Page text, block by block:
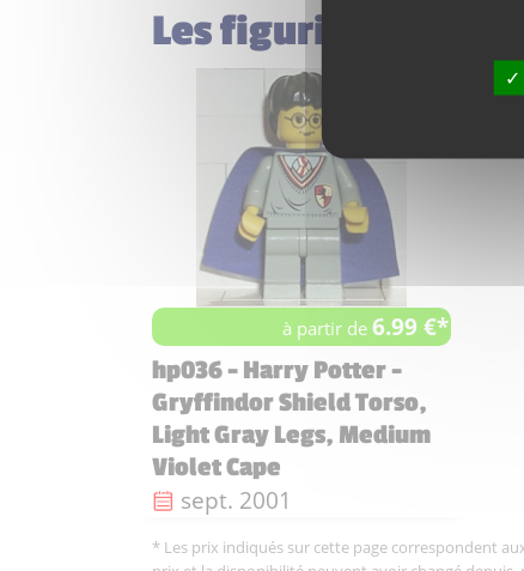
Les figurines
à partir de6.99 €*
hp036 - Harry Potter -
Gryffindor Shield Torso,
Light Gray Legs, Medium
Violet Cape
Date de sortie :
sept. 2001
* Les prix indiqués sur cette page correspondent